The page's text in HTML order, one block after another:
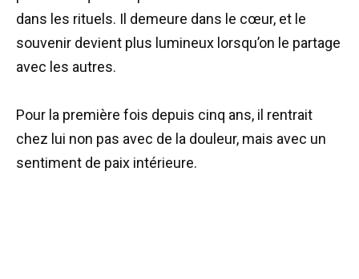
dans les rituels. Il demeure dans le cœur, et le
souvenir devient plus lumineux lorsqu’on le partage
avec les autres.
Pour la première fois depuis cinq ans, il rentrait
chez lui non pas avec de la douleur, mais avec un
sentiment de paix intérieure.